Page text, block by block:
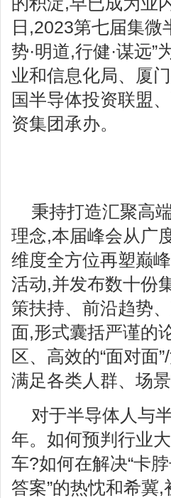
日,2023第七届集微
势·明道,行健·谋远
业和信息化局、厦
国半导体投资联盟
资集团承办。
秉持打造汇聚高
理念,本届峰会从广
维度全方位再塑巅
活动,并发布数十份
策扶持、前沿趋势
面,形式囊括严谨的
区、高效的“面对面
满足各类人群、场景
对于半导体人与
年。如何预判行业
车?如何在解决“卡
答案”的热忱和希冀